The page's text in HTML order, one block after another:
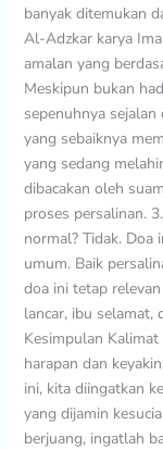
banyak ditemukan
Al-Adzkar karya
amalan yang
Meskipun bukan
sepenuhnya
yang sebaiknya
yang sedang
dibacakan oleh
proses persalinan.
normal? Tidak. Doa
umum. Baik
doa ini tetap
lancar, ibu selamat,
Kesimpulan
harapan dan
ini, kita diingatkan
yang dijamin
berjuang, ingatlah